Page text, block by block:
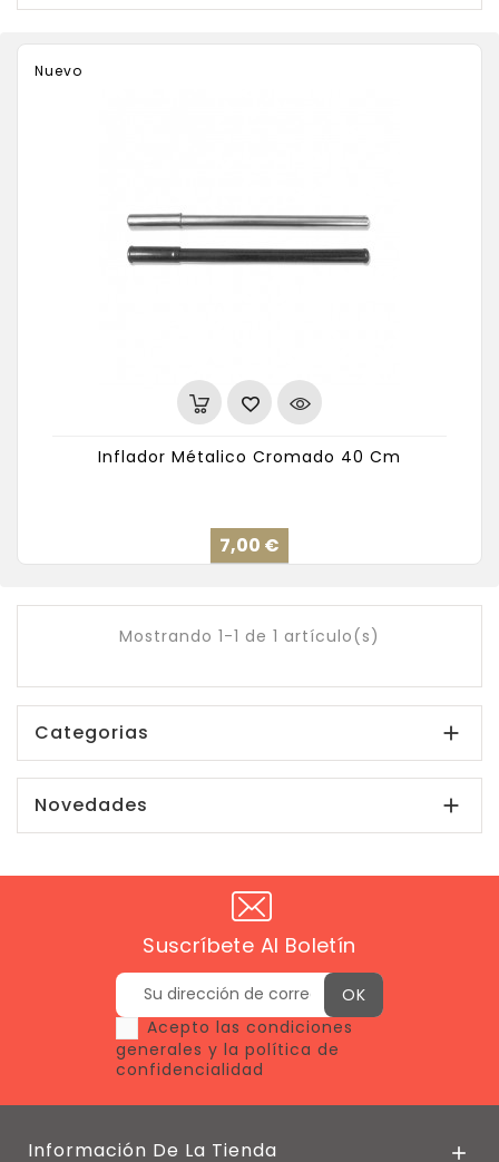
Nuevo
Inflador Métalico Cromado 40 Cm
7,00 €
Mostrando 1-1 de 1 artículo(s)
Categorias 
Novedades 
Suscríbete Al Boletín
Acepto las condiciones
generales y la política de
confidencialidad
Información De La Tienda 